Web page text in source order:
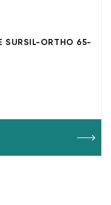
ORTHO 65-